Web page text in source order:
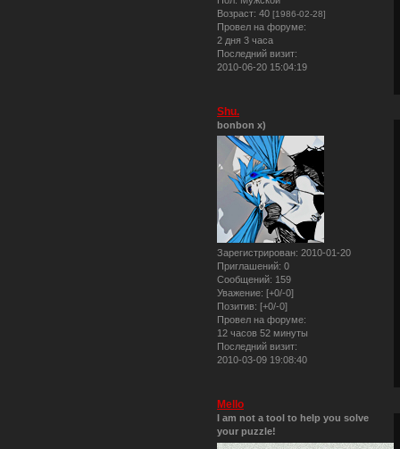
Возраст: 40 [1986-02-28]
Провел на форуме:
2 дня 3 часа
Последний визит:
2010-06-20 15:04:19
Shu.
bonbon x)
Зарегистрирован: 2010-01-20
Приглашений: 0
Сообщений: 159
Уважение: [+0/-0]
Позитив: [+0/-0]
Провел на форуме:
12 часов 52 минуты
Последний визит:
2010-03-09 19:08:40
Mello
I am not a tool to help you solve
your puzzle!